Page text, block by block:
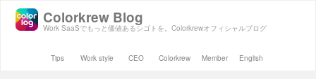
Work SaaSでもっと価値あるシゴトを。Colorkrewオフィシャルブログ
Colorkrew Blog
Tips Work style CEO Colorkrew Member English